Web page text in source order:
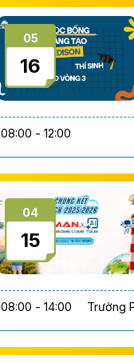
05
16
08:00 - 12:00
04
15
08:00 - 14:00 Trường